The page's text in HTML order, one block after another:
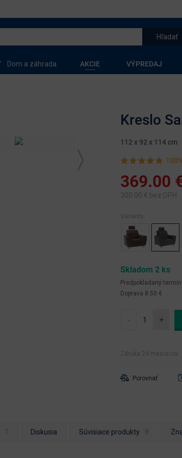
Dom a záhrada AKCIE VÝPREDAJ
Kreslo
112 x 92 x 114 cm
369.00
300.00 € bez DPH
Varianty:
Skladom 2 ks
Predpokladaný
Doprava 8.50 €
- +
Záruka 24 mesiacov
Porovnať
Diskusia Súvisiace produkty